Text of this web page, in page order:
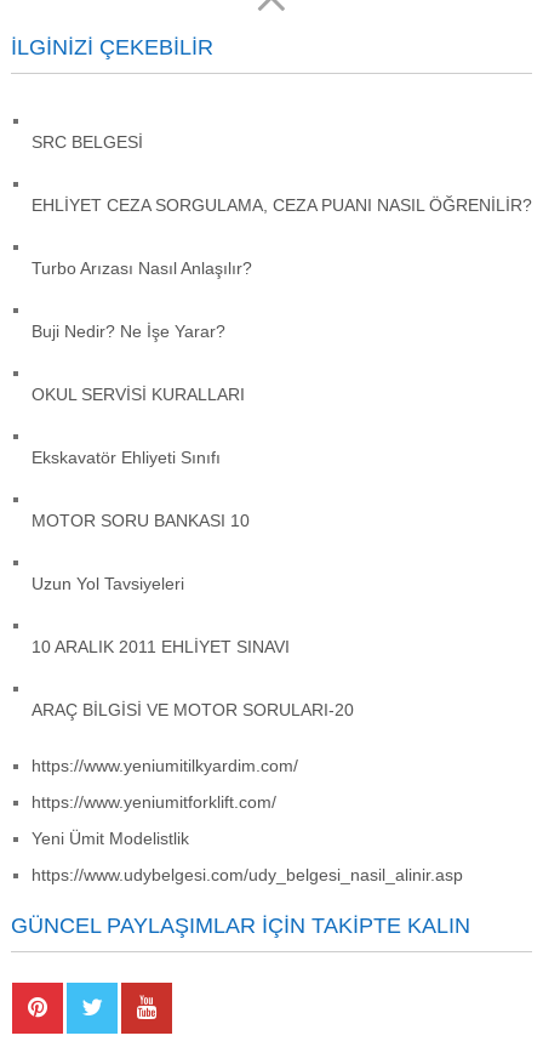
İLGINIZI ÇEKEBILIR
SRC BELGESİ
EHLİYET CEZA SORGULAMA, CEZA PUANI NASIL ÖĞRENİLİR?
Turbo Arızası Nasıl Anlaşılır?
Buji Nedir? Ne İşe Yarar?
OKUL SERVİSİ KURALLARI
Ekskavatör Ehliyeti Sınıfı
MOTOR SORU BANKASI 10
Uzun Yol Tavsiyeleri
10 ARALIK 2011 EHLİYET SINAVI
ARAÇ BİLGİSİ VE MOTOR SORULARI-20
https://www.yeniumitilkyardim.com/
https://www.yeniumitforklift.com/
Yeni Ümit Modelistlik
https://www.udybelgesi.com/udy_belgesi_nasil_alinir.asp
GÜNCEL PAYLAŞIMLAR İÇIN TAKIPTE KALIN